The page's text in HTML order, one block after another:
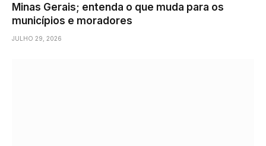
Minas Gerais; entenda o que muda para os
municípios e moradores
JULHO 29, 2026